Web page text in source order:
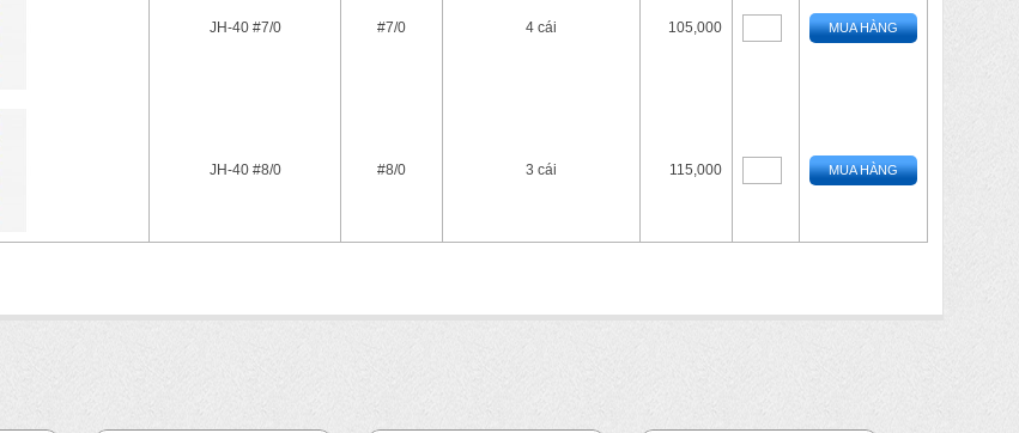
JH-40 #7/0 #7/0 4 cái 105,000 MUA HÀNG
JH-40 #8/0 #8/0 3 cái 115,000 MUA HÀNG